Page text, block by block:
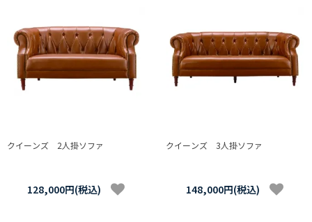
クイーンズ 2人掛ソファ
128,000円(税込)
クイーンズ 3人掛ソファ
148,000円(税込)